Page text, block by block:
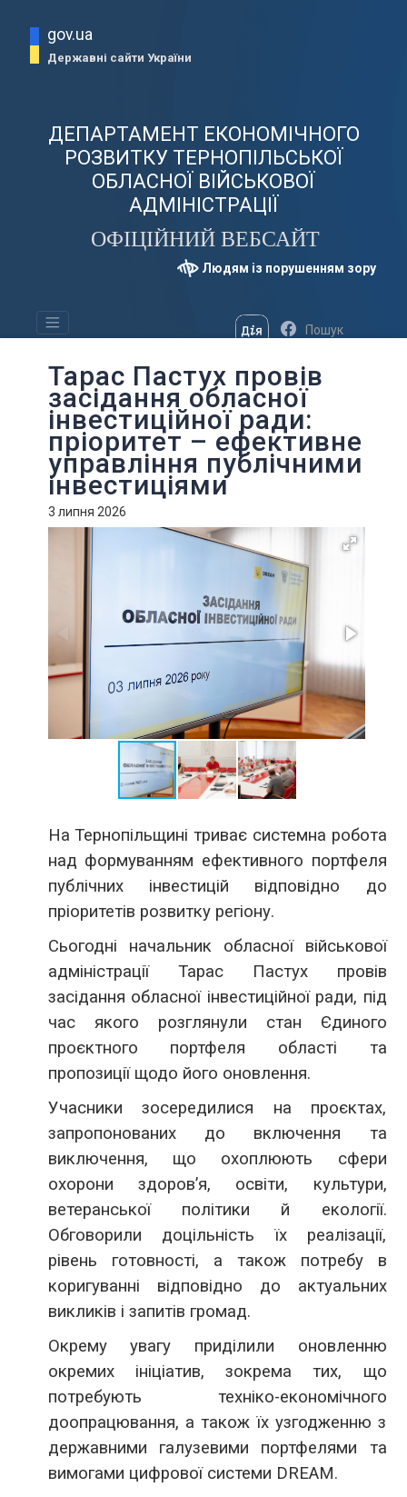
gov.ua
Державні сайти України
ДЕПАРТАМЕНТ ЕКОНОМІЧНОГО
РОЗВИТКУ ТЕРНОПІЛЬСЬКОЇ
ОБЛАСНОЇ ВІЙСЬКОВОЇ
АДМІНІСТРАЦІЇ
ОФІЦІЙНИЙ ВЕБСАЙТ
Людям із порушенням зору
Тарас Пастух провів
засідання обласної
інвестиційної ради:
пріоритет – ефективне
управління публічними
інвестиціями
3 липня 2026
На Тернопільщині триває системна робота
над формуванням ефективного портфеля
публічних інвестицій відповідно до
пріоритетів розвитку регіону.
Сьогодні начальник обласної військової
адміністрації Тарас Пастух провів
засідання обласної інвестиційної ради, під
час якого розглянули стан Єдиного
проєктного портфеля області та
пропозиції щодо його оновлення.
Учасники зосередилися на проєктах,
запропонованих до включення та
виключення, що охоплюють сфери
охорони здоров’я, освіти, культури,
ветеранської політики й екології.
Обговорили доцільність їх реалізації,
рівень готовності, а також потребу в
коригуванні відповідно до актуальних
викликів і запитів громад.
Окрему увагу приділили оновленню
окремих ініціатив, зокрема тих, що
потребують техніко-економічного
доопрацювання, а також їх узгодженню з
державними галузевими портфелями та
вимогами цифрової системи DREAM.